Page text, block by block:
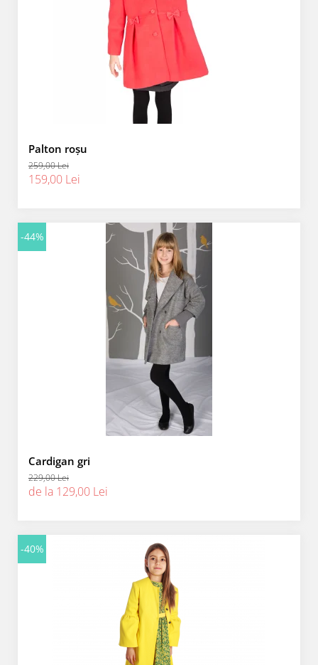
Palton roșu
259,00 Lei
159,00 Lei
-44%
Cardigan gri
229,00 Lei
de la 129,00 Lei
-40%